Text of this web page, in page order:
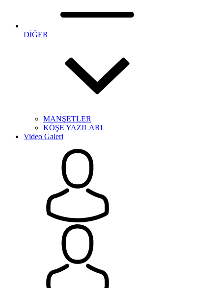
DİĞER
MANŞETLER
KÖŞE YAZILARI
Video Galeri